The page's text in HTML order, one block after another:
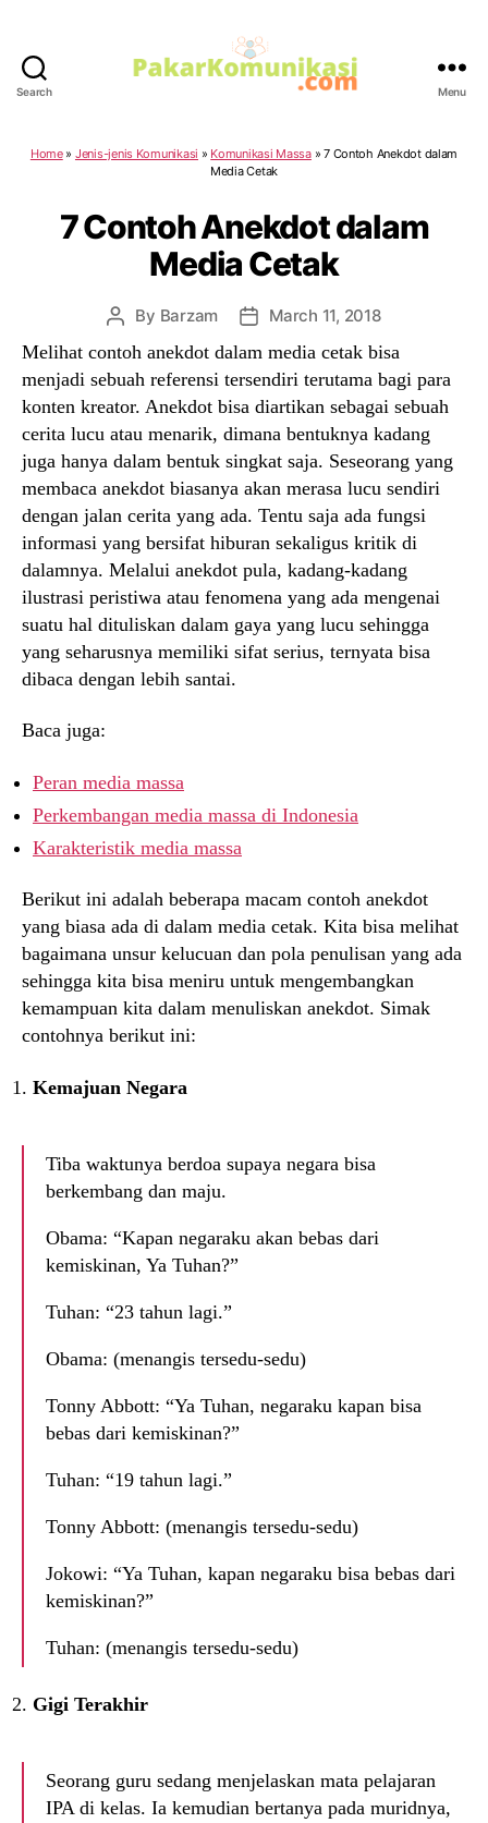
Search Menu
Home» Jenis-jenis Komunikasi » Komunikasi Massa»7 Contoh Anekdot dalam
Media Cetak
7 Contoh Anekdot dalam
Media Cetak
Post
author
By Barzam
PostMarch 11, 2018
Melihat contoh anekdot dalam media cetak bisa
menjadi sebuah referensi tersendiri terutama bagi para
konten kreator. Anekdot bisa diartikan sebagai sebuah
cerita lucu atau menarik, dimana bentuknya kadang
juga hanya dalam bentuk singkat saja. Seseorang yang
membaca anekdot biasanya akan merasa lucu sendiri
dengan jalan cerita yang ada. Tentu saja ada fungsi
informasi yang bersifat hiburan sekaligus kritik di
dalamnya. Melalui anekdot pula, kadang-kadang
ilustrasi peristiwa atau fenomena yang ada mengenai
suatu hal dituliskan dalam gaya yang lucu sehingga
yang seharusnya memiliki sifat serius, ternyata bisa
dibaca dengan lebih santai.
Baca juga:
Peran media massa
Perkembangan media massa di Indonesia
Karakteristik media massa
Berikut ini adalah beberapa macam contoh anekdot
yang biasa ada di dalam media cetak. Kita bisa melihat
bagaimana unsur kelucuan dan pola penulisan yang ada
sehingga kita bisa meniru untuk mengembangkan
kemampuan kita dalam menuliskan anekdot. Simak
contohnya berikut ini:
Kemajuan Negara
Tiba waktunya berdoa supaya negara bisa
berkembang dan maju.
Obama: “Kapan negaraku akan bebas dari
kemiskinan, Ya Tuhan?”
Tuhan: “23 tahun lagi.”
Obama: (menangis tersedu-sedu)
Tonny Abbott: “Ya Tuhan, negaraku kapan bisa
bebas dari kemiskinan?”
Tuhan: “19 tahun lagi.”
Tonny Abbott: (menangis tersedu-sedu)
Jokowi: “Ya Tuhan, kapan negaraku bisa bebas dari
kemiskinan?”
Tuhan: (menangis tersedu-sedu)
Gigi Terakhir
Seorang guru sedang menjelaskan mata pelajaran
IPA di kelas. Ia kemudian bertanya pada muridnya,